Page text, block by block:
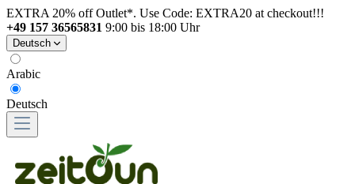
EXTRA 20% off Outlet*. Use Code: EXTRA20 at checkout!!!
+49 157 36565831 9:00 bis 18:00 Uhr
Deutsch
Arabic
Deutsch